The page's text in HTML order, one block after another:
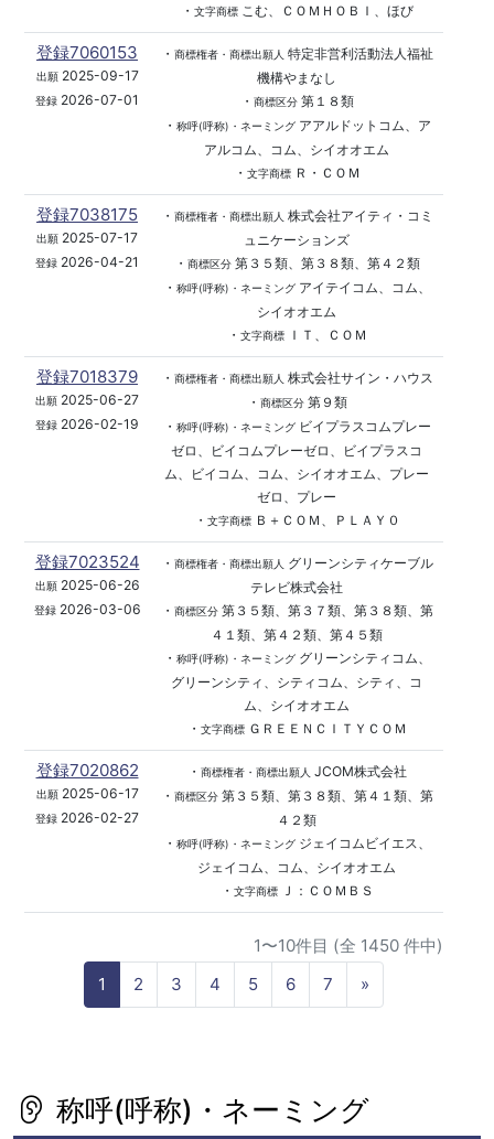
・ 文字商標こむ、ＣＯＭＨＯＢＩ、ほび
登録7060153
出願2025-09-17
登録 2026-07-01
・ 商標権者・商標出願人 特定非営利活動法人福祉
機構やまなし
・ 商標区分第１８類
・ 称呼(呼称)・ネーミングアアルドットコム、ア
アルコム、コム、シイオオエム
・ 文字商標Ｒ・ＣＯＭ
登録7038175
出願 2025-07-17
登録 2026-04-21
・ 商標権者・商標出願人 株式会社アイティ・コミ
ュニケーションズ
・ 商標区分第３５類、第３８類、第４２類
・ 称呼(呼称)・ネーミングアイテイコム、コム、
シイオオエム
・ 文字商標ＩＴ、ＣＯＭ
登録7018379
出願 2025-06-27
登録 2026-02-19
・ 商標権者・商標出願人 株式会社サイン・ハウス
・ 商標区分第９類
・ 称呼(呼称)・ネーミングビイプラスコムプレー
ゼロ、ビイコムプレーゼロ、ビイプラスコ
ム、ビイコム、コム、シイオオエム、プレー
ゼロ、プレー
・ 文字商標Ｂ＋ＣＯＭ、ＰＬＡＹ０
登録7023524
出願2025-06-26
登録2026-03-06
・ 商標権者・商標出願人
グリーンシティケーブル
テレビ株式会社
・ 商標区分第３５類、第３７類、第３８類、第
４１類、第４２類、第４５類
・ 称呼(呼称)・ネーミンググリーンシティコム、
グリーンシティ、シティコム、シティ、コ
ム、シイオオエム
・ 文字商標ＧＲＥＥＮＣＩＴＹＣＯＭ
登録7020862
出願2025-06-17
登録 2026-02-27
・ 商標権者・商標出願人 JCOM株式会社
・ 商標区分第３５類、第３８類、第４１類、第
４２類
・ 称呼(呼称)・ネーミングジェイコムビイエス、
ジェイコム、コム、シイオオエム
・ 文字商標Ｊ：ＣＯＭＢＳ
1〜10件目 (全 1450 件中)
1
2 3 4 5 6 7 »
e
称呼(呼称)・ネーミング